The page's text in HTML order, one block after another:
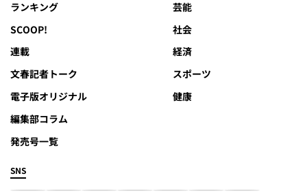
ランキング
SCOOP!
連載
文春記者トーク
電子版オリジナル
編集部コラム
発売号一覧
芸能
社会
経済
スポーツ
健康
SNS